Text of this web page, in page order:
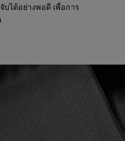
ได้อย่างพอดี เพื่อการ